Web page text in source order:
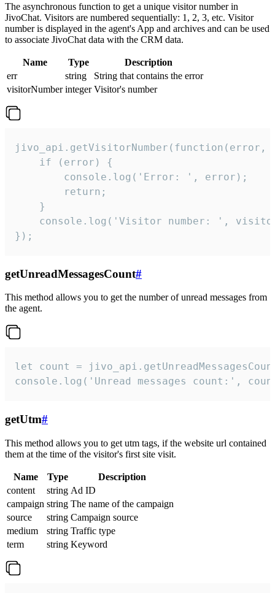
The asynchronous function to get a unique visitor number in
JivoChat. Visitors are numbered sequentially: 1, 2, 3, etc. Visitor
number is displayed in the agent's App and archives and can be used
to associate JivoChat data with the CRM data.
Name Type
Description
err
string
String that contains the error
visitorNumber integer Visitor's number
jivo_api.getVisitorNumber(function(error,
    if (error) {
        console.log('Error: ', error);
        return;
    }
console.log('Visitor number: ',
});
getUnreadMessagesCount#
This method allows you to get the number of unread messages from
the agent.
let count =
console.log('Unread messages count:',
getUtm#
This method allows you to get utm tags, if the website url contained
them at the time of the visitor's first site visit.
Name Type
Description
content
string Ad ID
campaign string The name of the campaign
source
string Campaign source
medium
string Traffic type
term
string Keyword